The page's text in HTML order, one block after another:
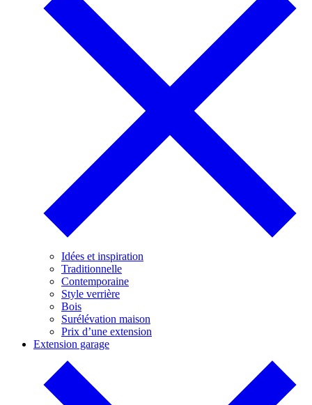
Idées et inspiration
Traditionnelle
Contemporaine
Style verrière
Bois
Surélévation maison
Prix d’une extension
Extension garage